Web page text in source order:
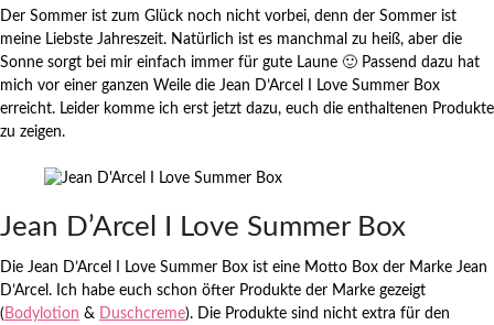
Der Sommer ist zum Glück noch nicht vorbei, denn der Sommer ist
meine Liebste Jahreszeit. Natürlich ist es manchmal zu heiß, aber die
Sonne sorgt bei mir einfach immer für gute Laune 🙂 Passend dazu hat
mich vor einer ganzen Weile die Jean D’Arcel I Love Summer Box
erreicht. Leider komme ich erst jetzt dazu, euch die enthaltenen Produkte
zu zeigen.
Jean D’Arcel I Love Summer Box
Die Jean D’Arcel I Love Summer Box ist eine Motto Box der Marke Jean
D’Arcel. Ich habe euch schon öfter Produkte der Marke gezeigt
( Bodylotion & Duschcreme). Die Produkte sind nicht extra für den